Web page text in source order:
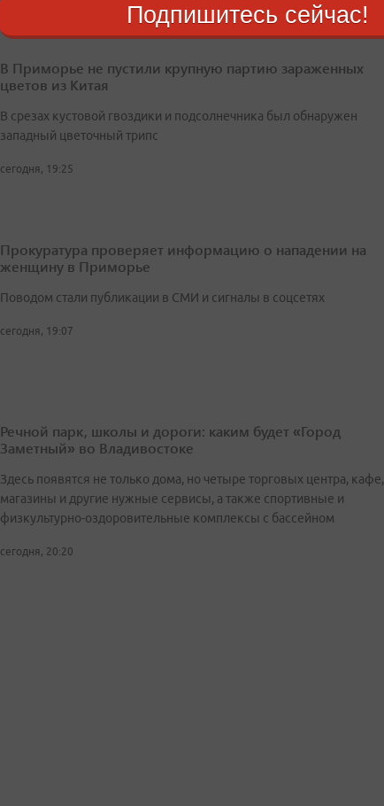
В Приморье не пустили крупную партию зараженных
цветов из Китая
В срезах кустовой гвоздики и подсолнечника был обнаружен
западный цветочный трипс
сегодня, 19:25
Прокуратура проверяет информацию о нападении на
женщину в Приморье
Поводом стали публикации в СМИ и сигналы в соцсетях
сегодня, 19:07
Речной парк, школы и дороги: каким будет «Город
Заметный» во Владивостоке
Здесь появятся не только дома, но четыре торговых центра, кафе,
магазины и другие нужные сервисы, а также спортивные и
физкультурно-оздоровительные комплексы с бассейном
сегодня, 20:20
Подпишитесь сейчас!